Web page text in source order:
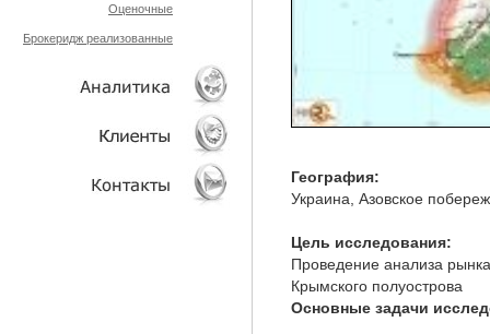
ПРОЕКТЫ
Оценочные
Брокеридж реализованные
АНАЛИТИКА
КЛИЕНТЫ
География:
Украина, Азовское
Цель исследования:
Проведение анализа
Крымского полуострова
Основные задачи